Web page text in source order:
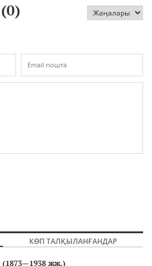
0)
КӨП ТАЛҚЫЛАНҒАНДАР
жж.)